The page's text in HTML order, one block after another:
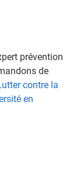
prévention
de
contre la
en